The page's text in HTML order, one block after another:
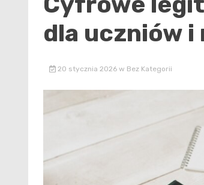
dla uczniów
20 stycznia 2026 w Bez Kategorii